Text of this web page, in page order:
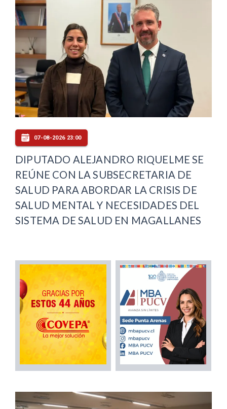
07-08-2026 23:00
DIPUTADO ALEJANDRO RIQUELME SE
REÚNE CON LA SUBSECRETARIA DE
SALUD PARA ABORDAR LA CRISIS DE
SALUD MENTAL Y NECESIDADES DEL
SISTEMA DE SALUD EN MAGALLANES